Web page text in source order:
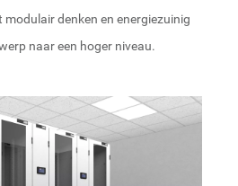
denken en energiezuinig
naar een hoger niveau.